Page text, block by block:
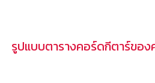
รูปแบบตารางคอร์ดกีตาร์ของ